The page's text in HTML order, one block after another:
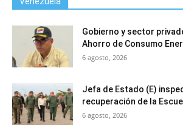
Gobierno y sector
Ahorro de Consumo
6 agosto, 2026
Jefa de Estado (E)
recuperación de la
6 agosto, 2026